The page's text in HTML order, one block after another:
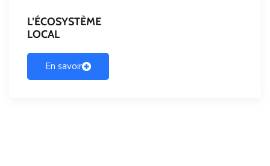
L’ÉCOSYSTÈME
LOCAL
En savoir